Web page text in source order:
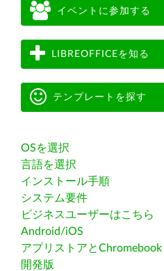
イベントに参加する
LIBREOFFICEを知る
テンプレートを探す
OSを選択
言語を選択
インストール手順
システム要件
ビジネスユーザーはこちら
Android/iOS
アプリストアとChromebook
開発版